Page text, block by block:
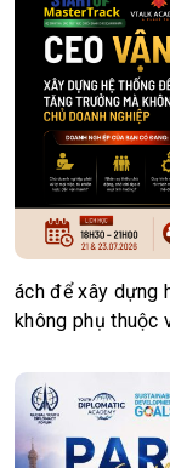
ách để xây dựng
không phụ thuộc